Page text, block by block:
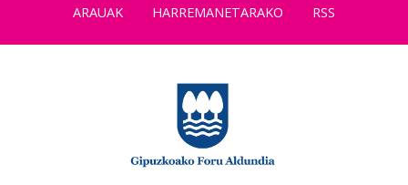
ARAUAK
HARREMANETARAKO RSS